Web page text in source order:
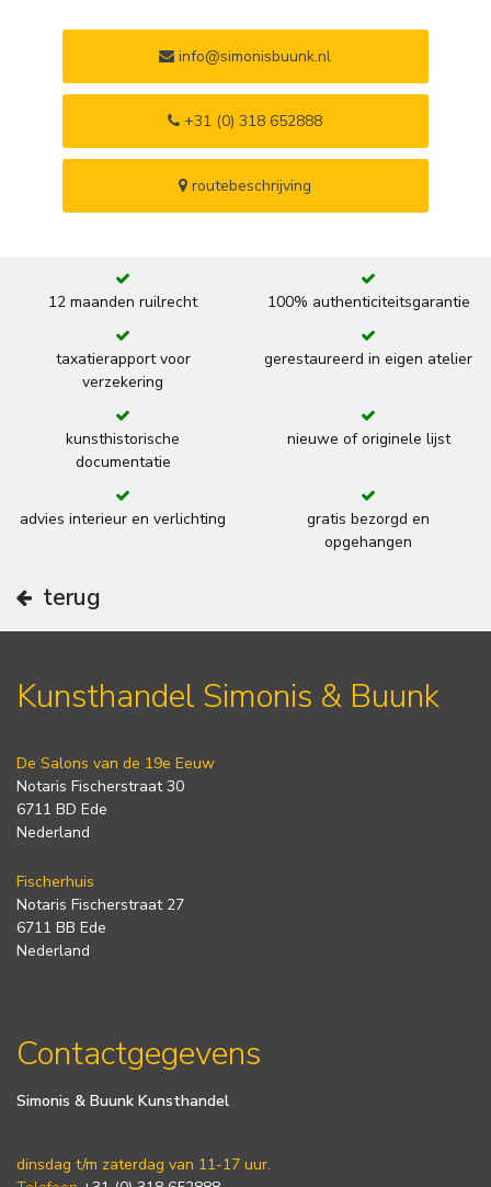
info@simonisbuunk.nl
+31 (0) 318 652888
routebeschrijving
12 maanden ruilrecht 100% authenticiteitsgarantie
taxatierapport voor
verzekering
gerestaureerd in eigen atelier
kunsthistorische
documentatie
nieuwe of originele lijst
advies interieur en verlichting
gratis bezorgd en
opgehangen
terug
Kunsthandel Simonis & Buunk
De Salons van de 19e Eeuw
Notaris Fischerstraat 30
6711 BD Ede
Nederland
Fischerhuis
Notaris Fischerstraat 27
6711 BB Ede
Nederland
Contactgegevens
Simonis & Buunk Kunsthandel
dinsdag t/m zaterdag van 11-17 uur.